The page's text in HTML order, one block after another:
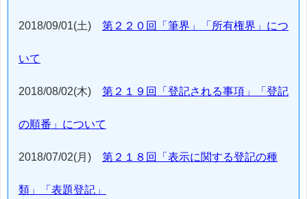
2018/09/01(土) 第２２０回「筆界」「所有権界」につ
いて
2018/08/02(木) 第２１９回「登記される事項」「登記
の順番」について
2018/07/02(月) 第２１８回「表示に関する登記の種
類」「表題登記」